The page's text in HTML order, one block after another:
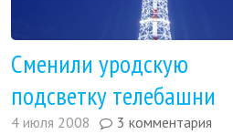
Сменили уродскую
подсветку телебашни
4 июля 2008 3 комментария